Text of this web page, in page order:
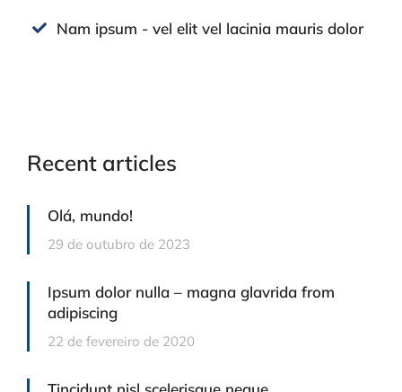
Nam ipsum - vel elit vel lacinia mauris dolor
Recent articles
Olá, mundo!
29 de outubro de 2023
Ipsum dolor nulla – magna glavrida from
adipiscing
22 de fevereiro de 2020